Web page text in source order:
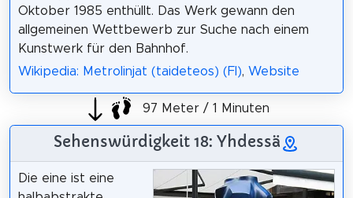
Oktober 1985 enthüllt. Das Werk gewann den
allgemeinen Wettbewerb zur Suche nach einem
Kunstwerk für den Bahnhof.
Wikipedia: Metrolinjat (taideteos) (FI), Website
97 Meter / 1 Minuten
Sehenswürdigkeit 18: Yhdessä
Die eine ist eine